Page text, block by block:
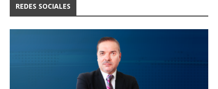
REDES SOCIALES